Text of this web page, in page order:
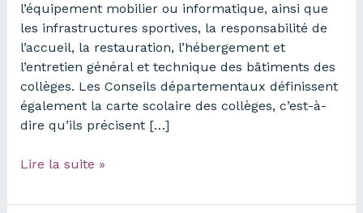
l’équipement mobilier ou informatique, ainsi que
les infrastructures sportives, la responsabilité de
l’accueil, la restauration, l’hébergement et
l’entretien général et technique des bâtiments des
collèges. Les Conseils départementaux définissent
également la carte scolaire des collèges, c’est-à-
dire qu’ils précisent […]
Collèges
du
Lire la suite »